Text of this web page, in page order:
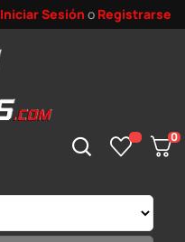
Iniciar Sesión o Registrarse
0